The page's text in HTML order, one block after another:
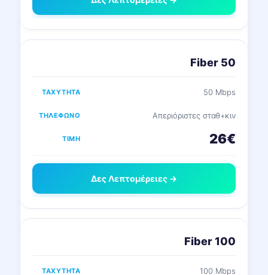
Fiber 50
50 Mbps
Απεριόριστες σταθ+κιν
26€
Δες Λεπτομέρειες →
Fiber 100
100 Mbps